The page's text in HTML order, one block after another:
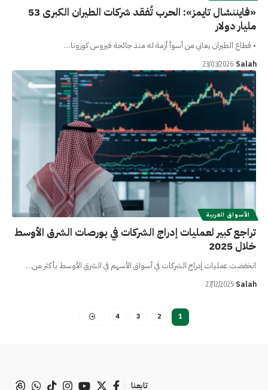
«فايننشال تايمز»: الحرب تُفقد شركات الطيران الكبرى 53
مليار دولار
• قطاع الطيران يعاني من أسوأ أزمة له منذ جائحة فيروس كورونا…
Salah
23/03/2026
الأسواق العربية
تراجع كبير لعمليات إدراج الشركات في بورصات الشرق الأوسط
خلال 2025
انخفضت عمليات إدراج الشركات في أسواق الأسهم في الشرق الأوسط بأكثر من…
Salah
27/12/2025
1
2
3
4
تابعنا